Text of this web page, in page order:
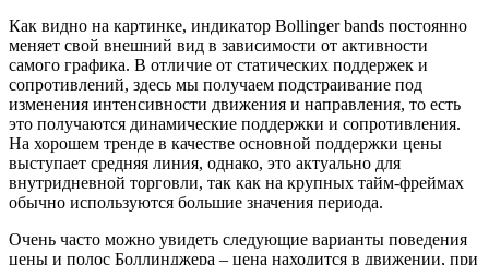
Как видно на картинке, индикатор Bollinger bands постоянно
меняет свой внешний вид в зависимости от активности
самого графика. В отличие от статических поддержек и
сопротивлений, здесь мы получаем подстраивание под
изменения интенсивности движения и направления, то есть
это получаются динамические поддержки и сопротивления.
На хорошем тренде в качестве основной поддержки цены
выступает средняя линия, однако, это актуально для
внутридневной торговли, так как на крупных тайм-фреймах
обычно используются большие значения периода.
Очень часто можно увидеть следующие варианты поведения
цены и полос Боллинджера – цена находится в движении, при